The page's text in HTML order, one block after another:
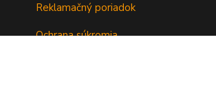
Reklamačný poriadok
Ochrana súkromia